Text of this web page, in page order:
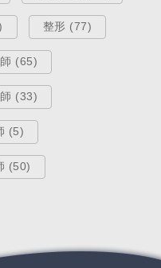
整形 (77)
(65)
(33)
(5)
(50)